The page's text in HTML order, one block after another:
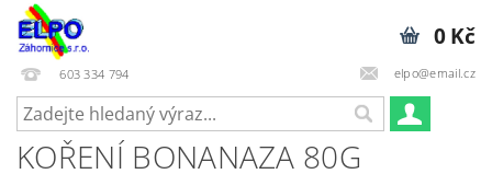
603 334 794 elpo@email.cz
0 Kč
KOŘENÍ BONANAZA 80G